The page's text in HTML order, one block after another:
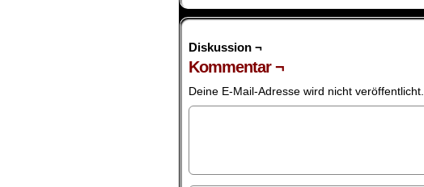
Diskussion ¬
Kommentar ¬
Deine E-Mail-Adresse wird nicht veröffentlicht.